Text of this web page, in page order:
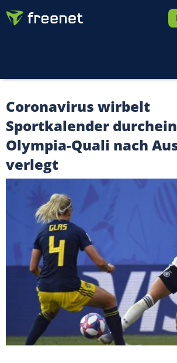
Coronavirus wirbelt
Sportkalender
Olympia-Quali nach
verlegt